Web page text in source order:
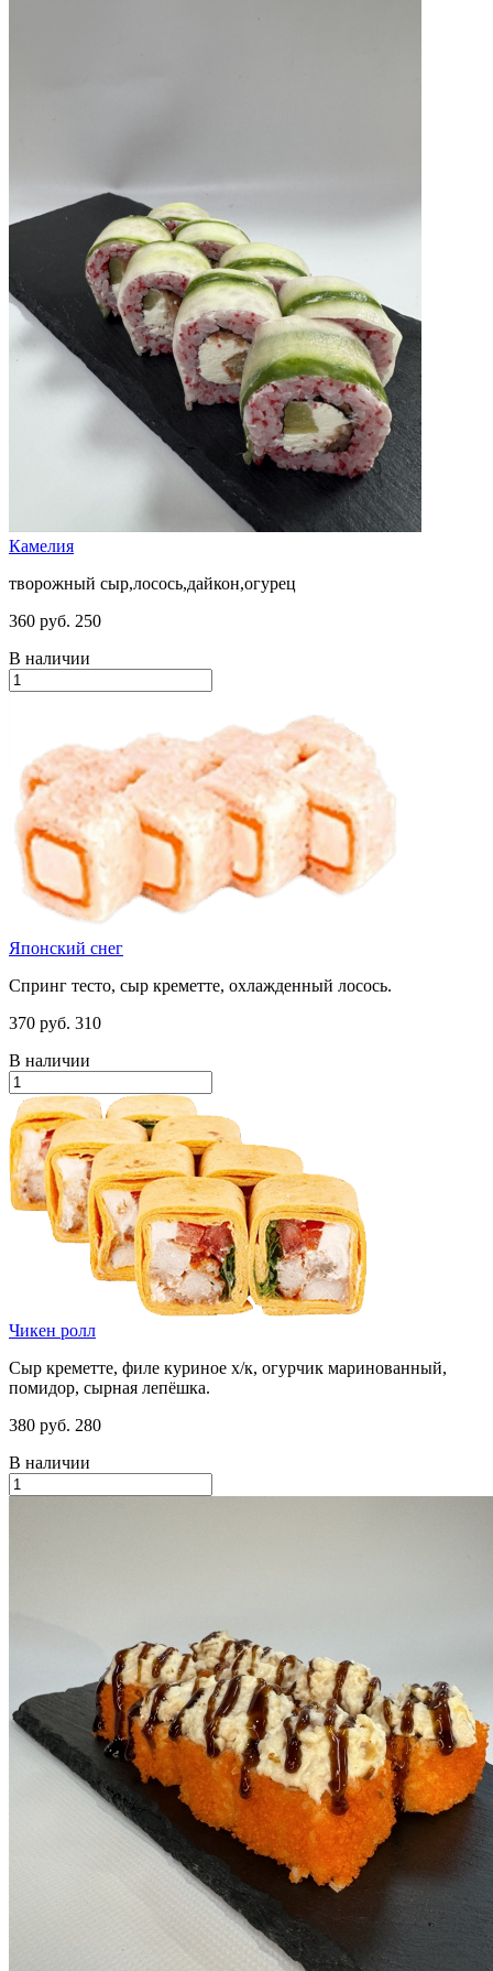
Камелия
творожный сыр,лосось,дайкон,огурец
360 руб. 250
В наличии
Японский снег
Спринг тесто, сыр креметте, охлажденный лосось.
370 руб. 310
В наличии
Чикен ролл
Сыр креметте, филе куриное х/к, огурчик маринованный,
помидор, сырная лепёшка.
380 руб. 280
В наличии